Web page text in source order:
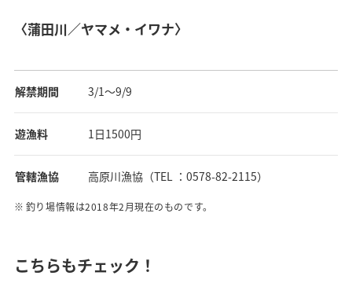
〈蒲田川／ヤマメ・イワナ〉
解禁期間 3/1～9/9
遊漁料 1日1500円
管轄漁協 高原川漁協（TEL ：0578-82-2115）
釣り場情報は2018年2月現在のものです。
こちらもチェック！